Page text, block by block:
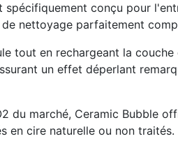
spécifiquement conçu pour
nettoyage parfaitement
tout en rechargeant la
un effet déperlant
du marché, Ceramic Bubble
en cire naturelle ou non traités.